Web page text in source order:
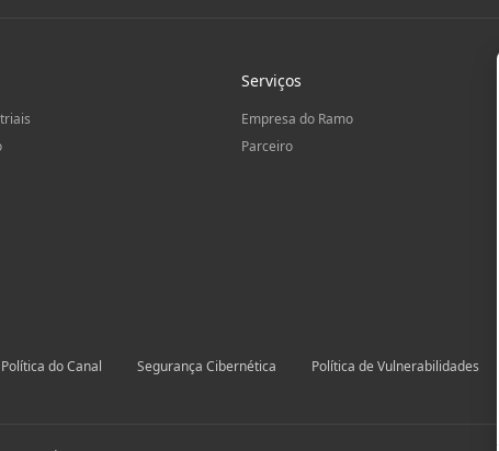
Serviços
Empresa do Ramo
Parceiro
Política do Canal Segurança Cibernética
Política de Vulnerabilidades